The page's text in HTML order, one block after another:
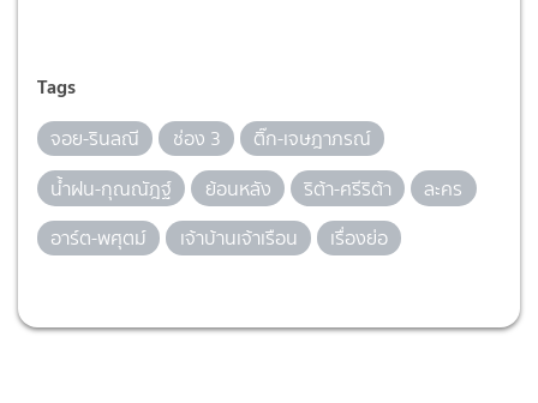
Tags
จอย-รินลณี ช่อง 3
ติ๊ก-เจษฎาภรณ์
น้ำฝน-กุณณัฎฐ์
ย้อนหลัง ริต้า-ศรีริต้า
ละคร
อาร์ต-พศุตม์
เจ้าบ้านเจ้าเรือน เรื่องย่อ